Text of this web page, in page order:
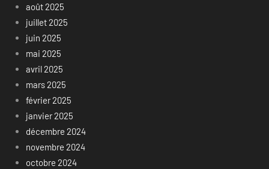
août 2025
juillet 2025
juin 2025
mai 2025
avril 2025
mars 2025
février 2025
janvier 2025
décembre 2024
novembre 2024
octobre 2024